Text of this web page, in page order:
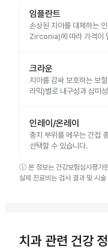
임플란트
손상된 치아를 대체하는
Zirconia)에 따라 가격이
크라운
치아를 감싸 보호하는 보
라믹)별로 내구성과 심미
인레이/온레이
충치 부위를 메우는 간접
선택할 수 있습니다.
ⓘ 본 정보는 건강보험심사평가
실제 진료비는 검사 결과 및 시
치과 관련 건강